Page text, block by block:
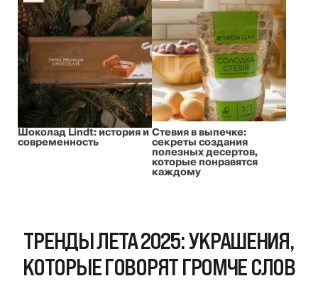
Шоколад Lindt: история и
современность
Стевия в выпечке:
секреты создания
полезных десертов,
которые понравятся
каждому
ТРЕНДЫ ЛЕТА 2025: УКРАШЕНИЯ,
КОТОРЫЕ ГОВОРЯТ ГРОМЧЕ СЛОВ